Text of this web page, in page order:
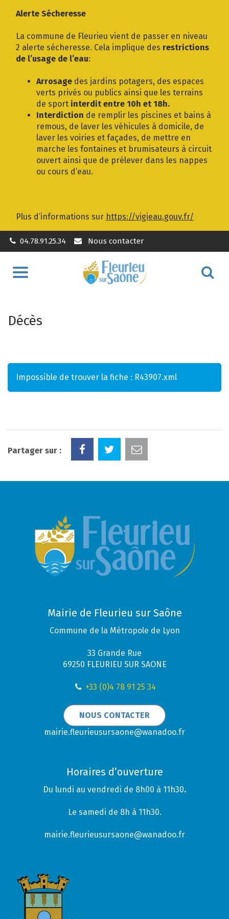
Alerte Sécheresse
La commune de Fleurieu vient de passer en niveau
2 alerte sécheresse. Cela implique des restrictions
de l’usage de l’eau:
Arrosage des jardins potagers, des espaces
verts privés ou publics ainsi que les terrains
de sport interdit entre 10h et 18h.
Interdiction de remplir les piscines et bains à
remous, de laver les véhicules à domicile, de
laver les voiries et façades, de mettre en
marche les fontaines et brumisateurs à circuit
ouvert ainsi que de prélever dans les nappes
ou cours d’eau.
Plus d’informations sur https://vigieau.gouv.fr/
04.78.91.25.34 Nous contacter
Aller
Décès
Impossible de trouver la fiche : R43907.xml
Partager sur :
Mairie de Fleurieu sur Saône
Commune de la Métropole de Lyon
33 Grande Rue
69250 FLEURIEU SUR SAONE
+33 (0)4 78 91 25 34
NOUS CONTACTER
mairie.fleurieusursaone@wanadoo.fr
Horaires d’ouverture
Du lundi au vendredi de 8h00 à 11h30.
Le samedi de 8h à 11h30.
mairie.fleurieusursaone@wanadoo.fr